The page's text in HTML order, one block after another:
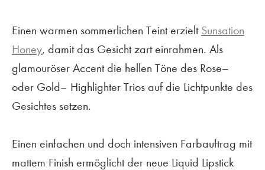
Einen warmen sommerlichen Teint erzielt Sunsation
Honey, damit das Gesicht zart einrahmen. Als
glamouröser Accent die hellen Töne des Rose–
oder Gold– Highlighter Trios auf die Lichtpunkte des
Gesichtes setzen.
Einen einfachen und doch intensiven Farbauftrag mit
mattem Finish ermöglicht der neue Liquid Lipstick